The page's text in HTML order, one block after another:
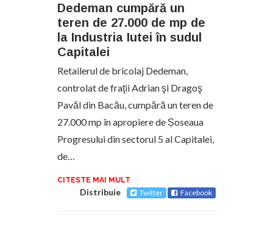
Dedeman cumpără un
teren de 27.000 de mp de
la Industria Iutei în sudul
Capitalei
Retailerul de bricolaj Dedeman,
controlat de fraţii Adrian şi Dragoş
Pavăl din Bacău, cumpără un teren de
27.000 mp în apropiere de Șoseaua
Progresului din sectorul 5 al Capitalei,
de…
CITESTE MAI MULT
Distribuie Twitter Facebook